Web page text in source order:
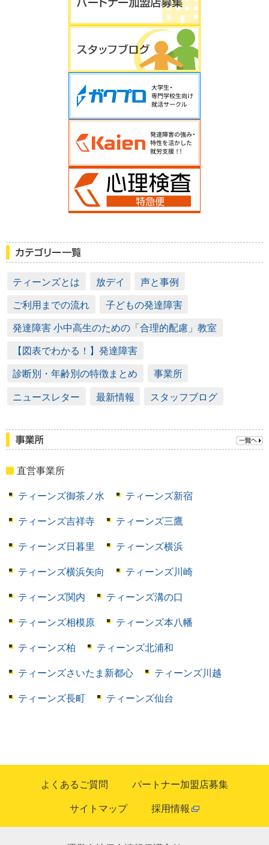
ティーンズとは 放デイ 声と事例
ご利用までの流れ 子どもの発達障害
発達障害 小中高生のための「合理的配慮」教室
【図表でわかる！】発達障害
診断別・年齢別の特徴まとめ 事業所
ニュースレター 最新情報 スタッフブログ
直営事業所
ティーンズ御茶ノ水 ティーンズ新宿
ティーンズ吉祥寺 ティーンズ三鷹
ティーンズ日暮里 ティーンズ横浜
ティーンズ横浜矢向 ティーンズ川崎
ティーンズ関内 ティーンズ溝の口
ティーンズ相模原 ティーンズ本八幡
ティーンズ柏 ティーンズ北浦和
ティーンズさいたま新都心 ティーンズ川越
ティーンズ長町 ティーンズ仙台
よくあるご質問 パートナー加盟店募集
サイトマップ 採用情報